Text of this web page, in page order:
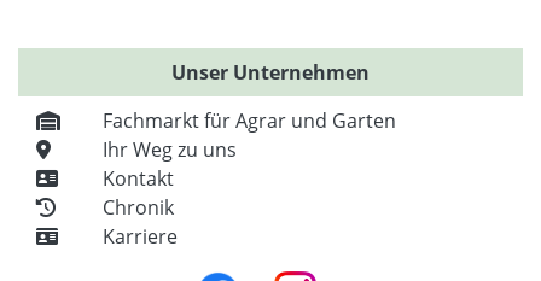
Unser Unternehmen
Fachmarkt für Agrar und Garten
Ihr Weg zu uns
Kontakt
Chronik
Karriere